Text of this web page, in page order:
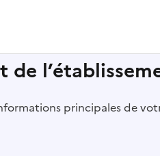
de
principales de